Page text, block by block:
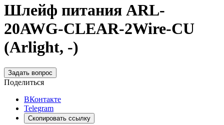
Шлейф питания ARL-
20AWG-CLEAR-2Wire-CU
(Arlight, -)
Задать вопрос
Поделиться
ВКонтакте
Telegram
Скопировать ссылку